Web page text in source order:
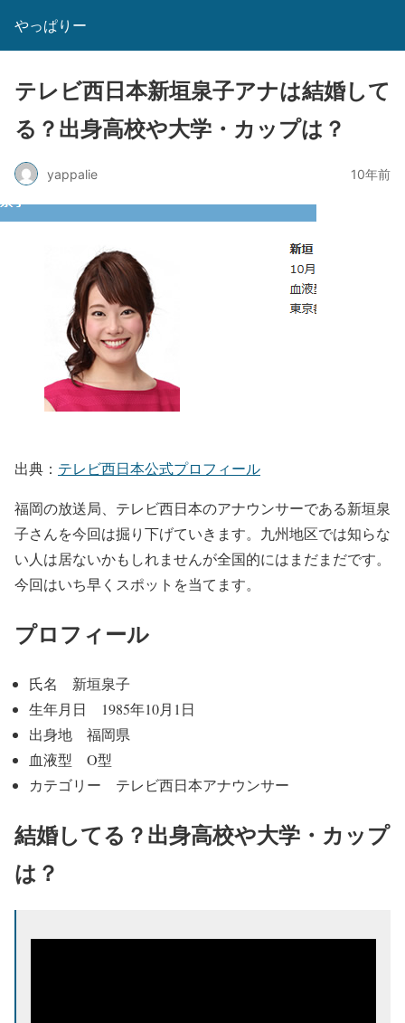
やっぱりー
テレビ西日本新垣泉子アナは結婚して
る？出身高校や大学・カップは？
yappalie 10年前
出典： テレビ西日本公式プロフィール
福岡の放送局、テレビ西日本のアナウンサーである新垣泉
子さんを今回は掘り下げていきます。九州地区では知らな
い人は居ないかもしれませんが全国的にはまだまだです。
今回はいち早くスポットを当てます。
プロフィール
氏名 新垣泉子
生年月日 1985年10月1日
出身地 福岡県
血液型 O型
カテゴリー テレビ西日本アナウンサー
結婚してる？出身高校や大学・カップ
は？